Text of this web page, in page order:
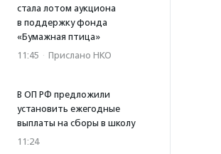
стала лотом аукциона
в поддержку фонда
«Бумажная птица»
11:45 · Прислано НКО
В ОП РФ предложили
установить ежегодные
выплаты на сборы в школу
11:24